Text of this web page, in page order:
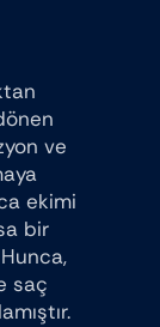
ve
ekimi
bir
saç